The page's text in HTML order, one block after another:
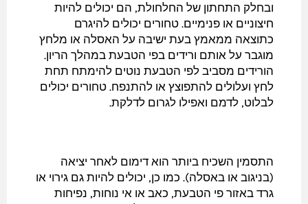
ובחלק התחתון של החלחולת, הם יכולים להיות
חיצוניים או פנימיים. טחורים יכולים להיגרם
כתוצאה ממאמץ בעת ישיבה על האסלה או מלחץ
מוגבר על אותם ורידים בפי הטבעת במהלך הריון.
הורידים מסביב לפי הטבעת נוטים להימתח תחת
לחץ ועלולים להתפוצץ או להתנפח. טחורים יכולים
לבלוט, לדמם ואפילו לגרום לדלקת.
התסמין השכיח ביותר הוא דימום לאחר יציאה
(בניגוב או באסלה). כמו כן, יכולים להיות גם גירוי או
גרד באזור פי הטבעת, כאב או אי נוחות, נפיחות